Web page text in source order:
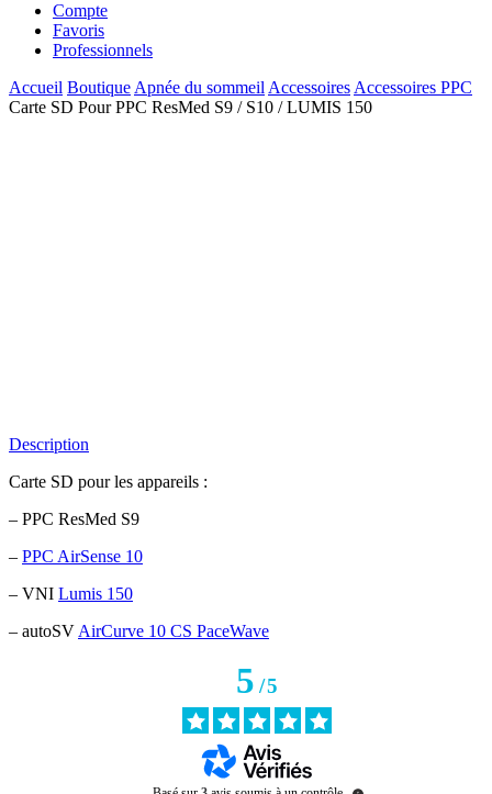
Compte
Favoris
Professionnels
Accueil BoutiqueApnée du sommeilAccessoiresAccessoires PPC
Carte SD Pour PPC ResMed S9 / S10 / LUMIS 150
Description
Carte SD pour les appareils :
– PPC ResMed S9
– PPC AirSense 10
– VNI Lumis 150
– autoSVAirCurve 10 CS PaceWave
5/5